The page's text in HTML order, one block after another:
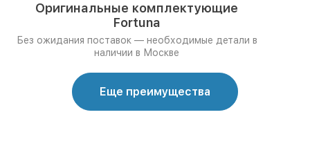
Оригинальные комплектующие
Fortuna
Без ожидания поставок — необходимые детали в
наличии в Москве
Еще преимущества